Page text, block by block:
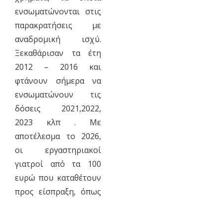
ενσωματώνονται στις
παρακρατήσεις με
αναδρομική ισχύ.
Ξεκαθάρισαν τα έτη
2012 – 2016 και
φτάνουν σήμερα να
ενσωματώνουν τις
δόσεις 2021,2022,
2023 κλπ . Με
αποτέλεσμα το 2026,
οι εργαστηριακοί
γιατροί από τα 100
ευρώ που καταθέτουν
προς είσπραξη, όπως